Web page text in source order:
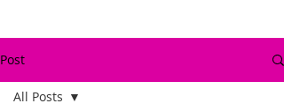
Post
All Posts